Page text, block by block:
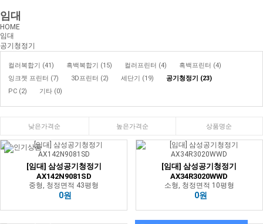
임대
HOME
임대
공기청정기
컬러복합기 (41) 흑백복합기 (15) 컬러프린터 (4)
흑백프린터 (4)
잉크젯 프린터 (7)
3D프린터 (2) 세단기 (19)
공기청정기 (23)
PC (2)
기타 (0)
낮은가격순 높은가격순 상품명순
[임대] 삼성공기청정기
AX142N9081SD
중형, 청정면적 43평형
0원
[임대] 삼성공기청정기
AX34R3020WWD
소형, 청정면적 10평형
0원